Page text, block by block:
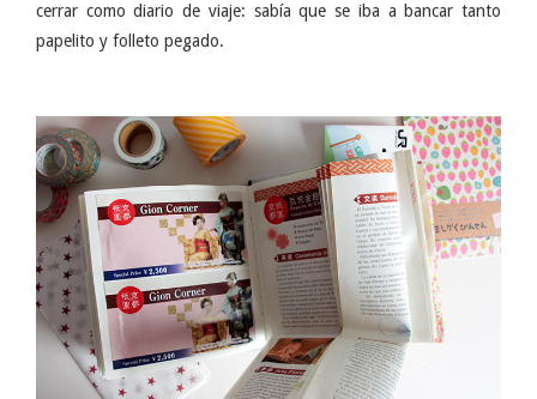
cerrar como diario de viaje: sabía que se iba a bancar tanto
papelito y folleto pegado.